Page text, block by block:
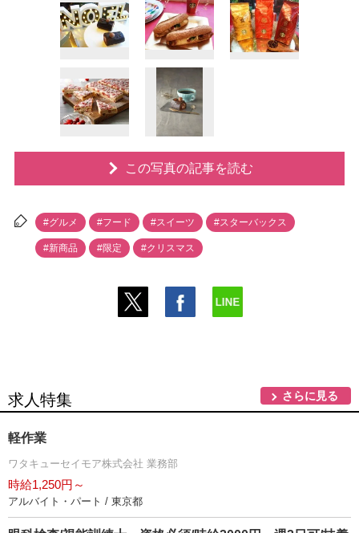
この写真の記事を読む
#グルメ #フード #スイーツ #スターバックス
#新商品 #限定 #クリスマス
求人特集 さらに見る
軽作業
ワタキューセイモア株式会社 業務部
時給1,250円～
アルバイト・パート / 東京都